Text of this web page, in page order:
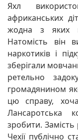
Яхл
африканських
жодна з яких
Натомість він
наркотиків і
зберігали
ретельно
громадянином
цю справу,
Лансаротська
зробити. Замість
Чехії публічно